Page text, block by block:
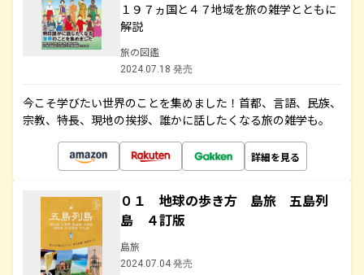
１９７ヵ国と４７地域を旅の雑学とともに
解説
旅の図鑑
2024.07.18 発売
今こそ学びたい世界のことを集めました！首都、言語、民族、
宗教、特長、現地の挨拶、誰かに話したくなる旅の雑学も。
詳細を見る
０１ 地球の歩き方 島旅 五島列
島 ４訂版
島旅
2024.07.04 発売